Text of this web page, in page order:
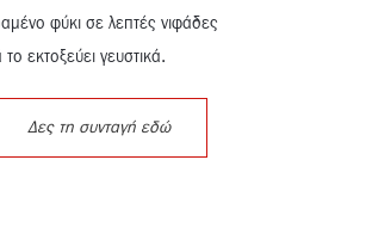
φύκι σε λεπτές νιφάδες
εκτοξεύει γευστικά.
Δες τη συνταγή εδώ